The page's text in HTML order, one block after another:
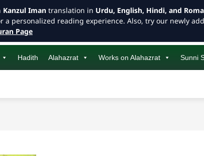
Hadith Alahazrat Works on Alahazrat Sunni
Kanzul Iman translation in Urdu, English, Hindi, and
personalized reading experience. Also, try our newly
Page